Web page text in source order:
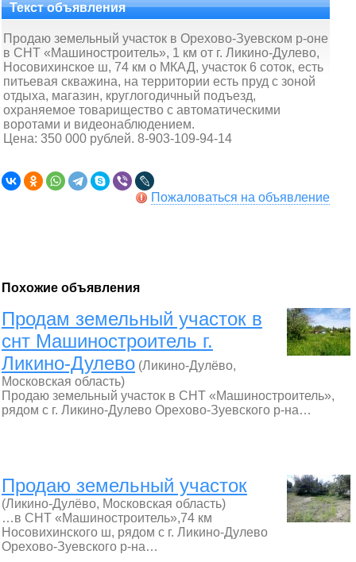
Текст объявления
Продаю земельный участок в Орехово-Зуевском р-оне
в СНТ «Машиностроитель», 1 км от г. Ликино-Дулево,
Носовихинское ш, 74 км о МКАД, участок 6 соток, есть
питьевая скважина, на территории есть пруд с зоной
отдыха, магазин, круглогодичный подъезд,
охраняемое товарищество с автоматическими
воротами и видеонаблюдением.
Цена: 350 000 рублей. 8-903-109-94-14
Пожаловаться на объявление
Похожие объявления
Продам земельный участок в
снт Машиностроитель г.
Ликино-Дулево (Ликино-Дулёво,
Московская область)
Продаю земельный участок в СНТ «Машиностроитель»,
рядом с г. Ликино-Дулево Орехово-Зуевского р-на…
Продаю земельный участок
(Ликино-Дулёво, Московская область)
…в СНТ «Машиностроитель»,74 км
Носовихинского ш, рядом с г. Ликино-Дулево
Орехово-Зуевского р-на…